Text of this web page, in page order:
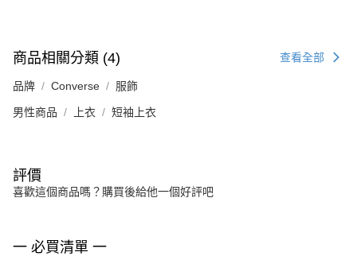
商品相關分類 (4) 查看全部
品牌 Converse 服飾
男性商品 上衣 短袖上衣
評價
喜歡這個商品嗎？購買後給他一個好評吧
一 必買清單 一